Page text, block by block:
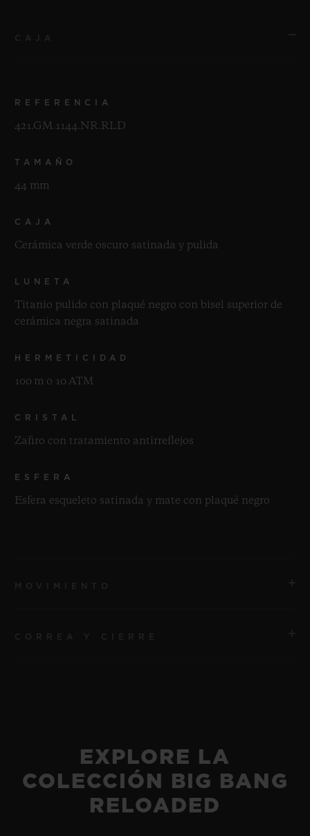
REFERENCIA
421.GM.1144.NR.RLD
TAMAÑO
44 mm
CAJA
Cerámica verde oscuro satinada y pulida
LUNETA
Titanio pulido con plaqué negro con bisel superior de
cerámica negra satinada
HERMETICIDAD
100 m o 10 ATM
CRISTAL
Zafiro con tratamiento antirreflejos
ESFERA
Esfera esqueleto satinada y mate con plaqué negro
72 horas aproximadamente
caucho negro estructurado con rayas.
EXPLORE LA
COLECCIÓN BIG BANG
RELOADED